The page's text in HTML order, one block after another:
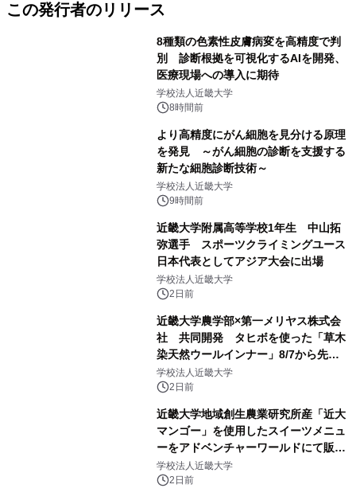
この発行者のリリース
8種類の色素性皮膚病変を高精度で判
別 診断根拠を可視化するAIを開発、
医療現場への導入に期待
学校法人近畿大学
8時間前
より高精度にがん細胞を見分ける原理
を発見 ～がん細胞の診断を支援する
新たな細胞診断技術～
学校法人近畿大学
9時間前
近畿大学附属高等学校1年生 中山拓
弥選手 スポーツクライミングユース
日本代表としてアジア大会に出場
学校法人近畿大学
2日前
近畿大学農学部×第一メリヤス株式会
社 共同開発 タヒボを使った「草木
染天然ウールインナー」8/7から先行
販売
学校法人近畿大学
2日前
近畿大学地域創生農業研究所産「近大
マンゴー」を使用したスイーツメニュ
ーをアドベンチャーワールドにて販売
します パークでしか味わえない期間
限定スイーツを楽しんで♪
学校法人近畿大学
2日前